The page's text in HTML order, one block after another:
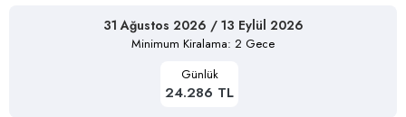
31 Ağustos 2026 / 13 Eylül 2026
Minimum Kiralama: 2 Gece
Günlük
24.286 TL